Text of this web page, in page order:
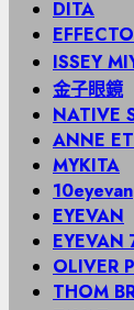
DITA
ISSEY
金子眼鏡
NATIVE
ANNE
MYKITA
10eyevan
EYEVAN
EYEVAN
OLIVER
THOM